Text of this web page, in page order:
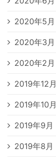
2020年5月
2020年3月
2020年2月
2019年12月
2019年10月
2019年9月
2019年8月